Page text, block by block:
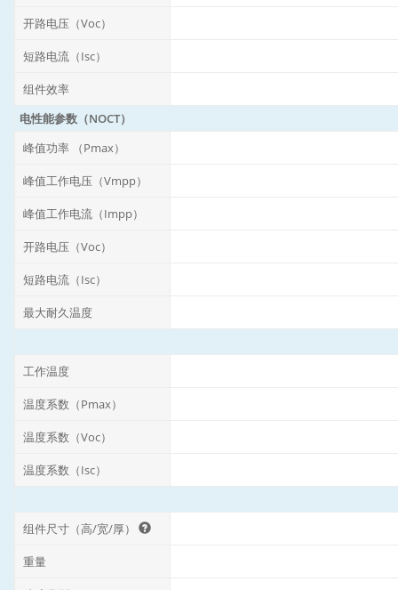
开路电压（Voc）
短路电流（Isc）
组件效率
电性能参数（NOCT）
峰值功率 （Pmax）
峰值工作电压（Vmpp）
峰值工作电流（Impp）
开路电压（Voc）
短路电流（Isc）
最大耐久温度
工作温度
温度系数（Pmax）
温度系数（Voc）
温度系数（Isc）
组件尺寸（高/宽/厚）
重量